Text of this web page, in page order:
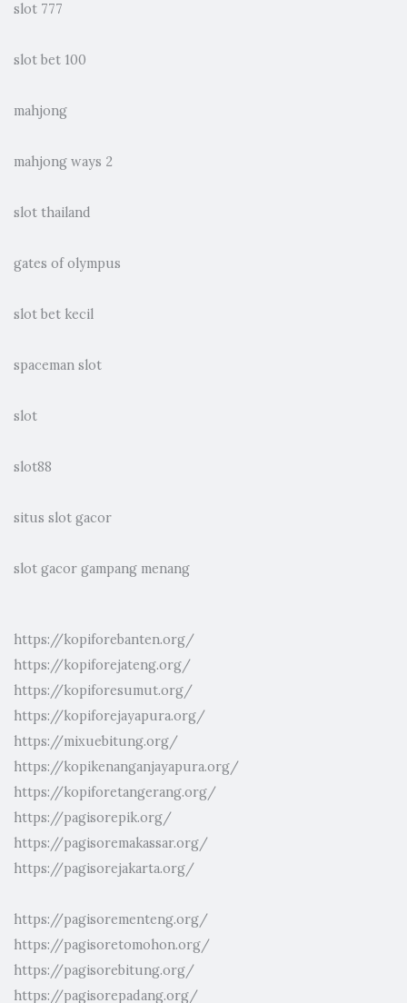
slot 777
slot bet 100
mahjong
mahjong ways 2
slot thailand
gates of olympus
slot bet kecil
spaceman slot
slot
slot88
situs slot gacor
slot gacor gampang menang
https://kopiforebanten.org/
https://kopiforejateng.org/
https://kopiforesumut.org/
https://kopiforejayapura.org/
https://mixuebitung.org/
https://kopikenanganjayapura.org/
https://kopiforetangerang.org/
https://pagisorepik.org/
https://pagisoremakassar.org/
https://pagisorejakarta.org/
https://pagisorementeng.org/
https://pagisoretomohon.org/
https://pagisorebitung.org/
https://pagisorepadang.org/